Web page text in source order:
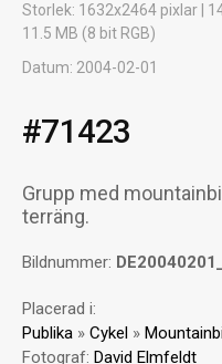
Storlek: 1632x2464 pixlar |
11.5 MB (8 bit RGB)
Datum: 2004-02-01
#71423
Grupp med
terräng.
Bildnummer:
Placerad i:
Publika » Cykel »
Fotograf: David Elmfeldt